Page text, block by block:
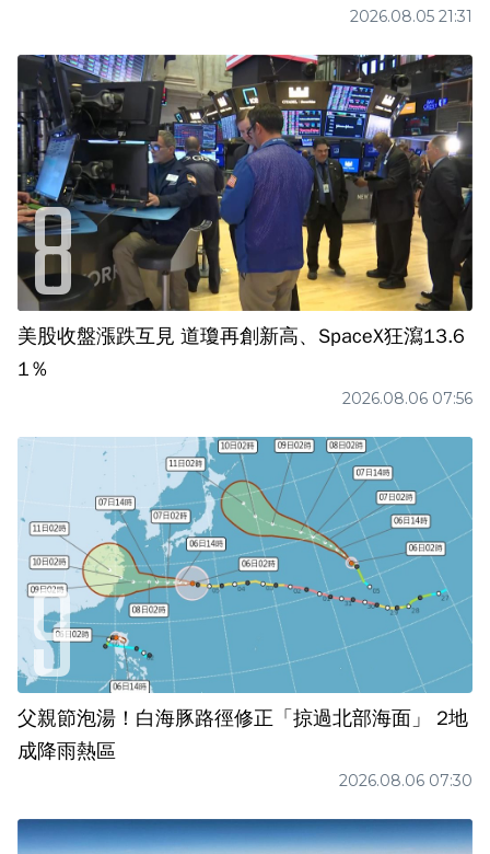
2026.08.05 21:31
美股收盤漲跌互見 道瓊再創新高、SpaceX狂瀉13.6
1％
2026.08.06 07:56
父親節泡湯！白海豚路徑修正「掠過北部海面」 2地
成降雨熱區
2026.08.06 07:30